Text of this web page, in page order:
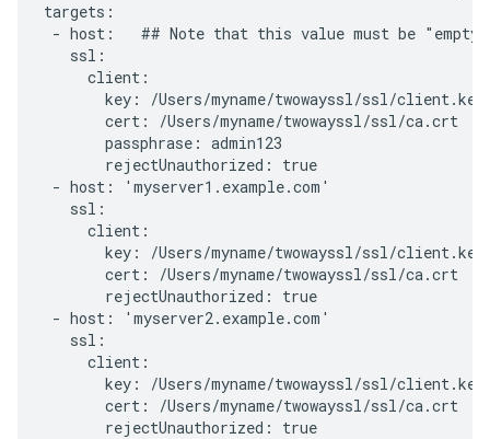
targets:
- host:   ## Note that this value must be "empty"
   ssl:
     client:
       key: /Users/myname/twowayssl/ssl/client.key
       cert: /Users/myname/twowayssl/ssl/ca.crt
       passphrase: admin123
       rejectUnauthorized: true
- host: 'myserver1.example.com'
   ssl:
     client:
       key: /Users/myname/twowayssl/ssl/client.key
       cert: /Users/myname/twowayssl/ssl/ca.crt
       rejectUnauthorized: true
- host: 'myserver2.example.com'
   ssl:
     client:
       key: /Users/myname/twowayssl/ssl/client.key
       cert: /Users/myname/twowayssl/ssl/ca.crt
       rejectUnauthorized: true